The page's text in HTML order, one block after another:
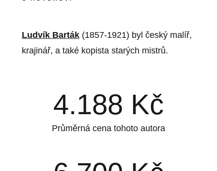
Ludvík Barták(1857-1921) byl český malíř,
krajinář, a také kopista starých mistrů.
4.188 Kč
Průměrná cena tohoto autora